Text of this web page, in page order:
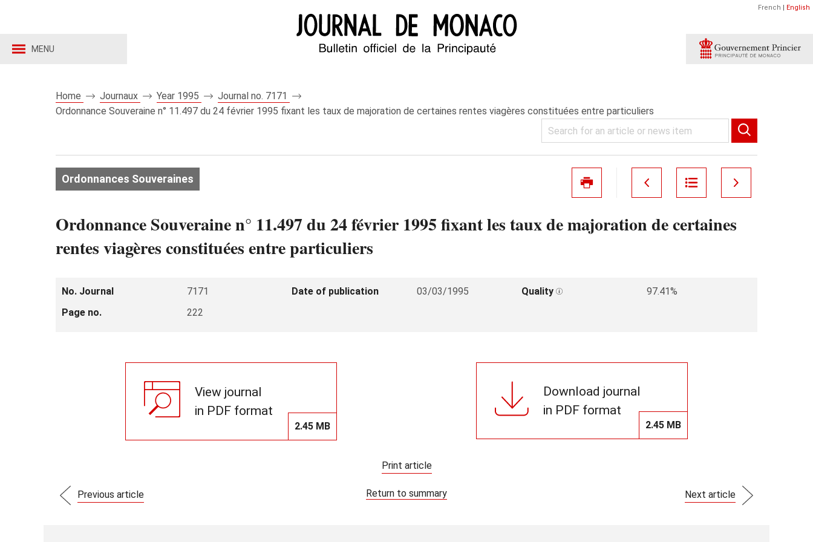
MENU
French | English
Home Journaux Year 1995
Journal no. 7171
Ordonnance Souveraine n° 11.497 du 24 février 1995 fixant les taux de majoration de certaines rentes viagères constituées entre particuliers
Ordonnances Souveraines
Ordonnance Souveraine n° 11.497 du 24 février 1995 fixant les taux de majoration de certaines
rentes viagères constituées entre particuliers
No. Journal 7171 Date of publication 03/03/1995 Quality
97.41%
Page no.
222
View journal
in PDF format
2.45 MB
Download journal
in PDF format
2.45 MB
Print article
Previous article Return to summary Next article